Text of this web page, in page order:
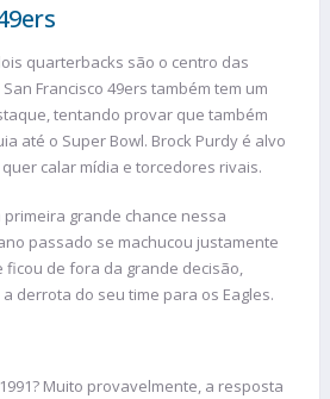
quarterbacks são o centro das
Francisco 49ers também tem um
tentando provar que também
até o Super Bowl. Brock Purdy é alvo
calar mídia e torcedores rivais.
primeira grande chance nessa
passado se machucou justamente
ficou de fora da grande decisão,
derrota do seu time para os Eagles.
Muito provavelmente, a resposta